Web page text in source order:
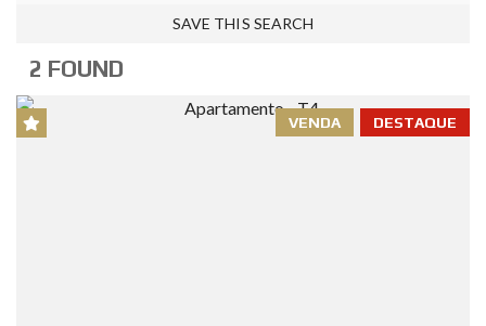
SAVE THIS SEARCH
2 FOUND
DESTAQUE
VENDA